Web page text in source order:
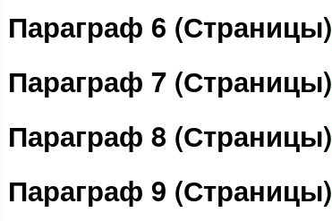
Параграф 6 (Страницы)
Параграф 7 (Страницы)
Параграф 8 (Страницы)
Параграф 9 (Страницы)